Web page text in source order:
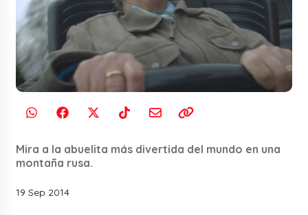
Mira a la abuelita más divertida del mundo en una
montaña rusa.
19 Sep 2014